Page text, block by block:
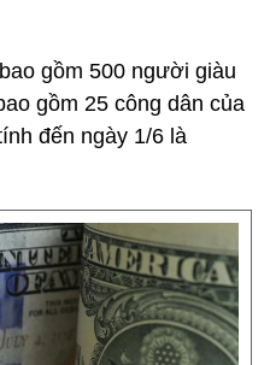
gồm 500 người giàu
gồm 25 công dân của
đến ngày 1/6 là